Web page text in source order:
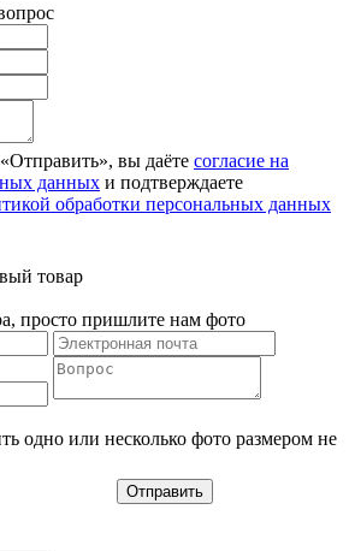
вы даёте согласие на
данных и подтверждаете
обработки персональных данных
товар
просто пришлите нам фото
одно или несколько фото размером не
Отправить